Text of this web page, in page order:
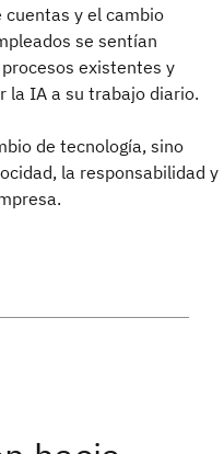
cuentas y el cambio
se sentían
existentes y
la IA a su trabajo diario.
de tecnología, sino
la responsabilidad y